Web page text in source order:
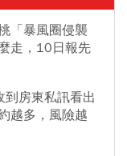
「暴風圈侵襲
走，10日報先
房東私訊看出
越多，風險越